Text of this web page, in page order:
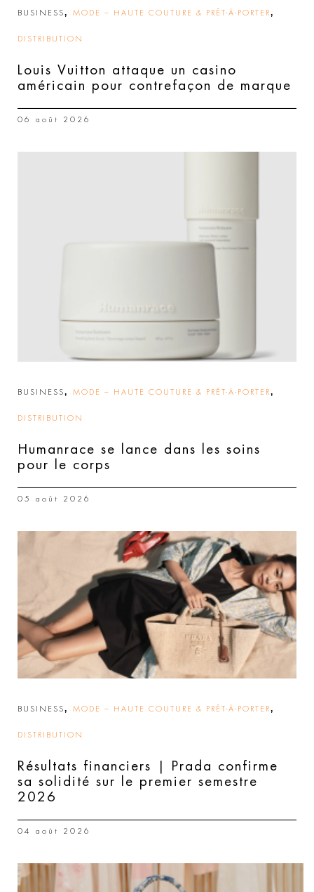
BUSINESS, MODE – HAUTE COUTURE & PRÊT-À-PORTER,
DISTRIBUTION
Louis Vuitton attaque un casino
américain pour contrefaçon de marque
06 août 2026
BUSINESS, MODE – HAUTE COUTURE & PRÊT-À-PORTER,
DISTRIBUTION
Humanrace se lance dans les soins
pour le corps
05 août 2026
BUSINESS, MODE – HAUTE COUTURE & PRÊT-À-PORTER,
DISTRIBUTION
Résultats financiers | Prada confirme
sa solidité sur le premier semestre
2026
04 août 2026